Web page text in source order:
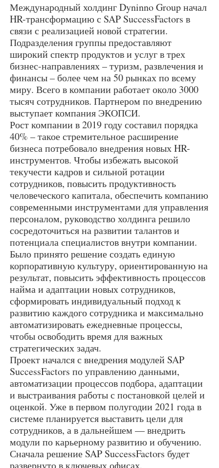
Международный холдинг Dyninno Group начал
HR-трансформацию с SAP SuccessFactors в
связи с реализацией новой стратегии.
Подразделения группы предоставляют
широкий спектр продуктов и услуг в трех
бизнес-направлениях – туризм, развлечения и
финансы – более чем на 50 рынках по всему
миру. Всего в компании работает около 3000
тысяч сотрудников. Партнером по внедрению
выступает компания ЭКОПСИ.
Рост компании в 2019 году составил порядка
40% – такое стремительное расширение
бизнеса потребовало внедрения новых HR-
инструментов. Чтобы избежать высокой
текучести кадров и сильной ротации
сотрудников, повысить продуктивность
человеческого капитала, обеспечить компанию
современными инструментами для управления
персоналом, руководство холдинга решило
сосредоточиться на развитии талантов и
потенциала специалистов внутри компании.
Было принято решение создать единую
корпоративную культуру, ориентированную на
результат, повысить эффективность процессов
найма и адаптации новых сотрудников,
сформировать индивидуальный подход к
развитию каждого сотрудника и максимально
автоматизировать ежедневные процессы,
чтобы освободить время для важных
стратегических задач.
Проект начался с внедрения модулей SAP
SuccessFactors по управлению данными,
автоматизации процессов подбора, адаптации
и выстраивания работы с постановкой целей и
оценкой. Уже в первом полугодии 2021 года в
системе планируется выставить цели для
сотрудников, а в дальнейшем — внедрить
модули по карьерному развитию и обучению.
Сначала решение SAP SuccessFactors будет
развернуто в ключевых офисах,